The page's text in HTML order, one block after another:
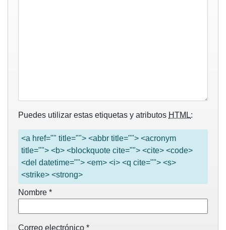
Puedes utilizar estas etiquetas y atributos HTML:
<a href="" title=""> <abbr title=""> <acronym
title=""> <b> <blockquote cite=""> <cite> <code>
<del datetime=""> <em> <i> <q cite=""> <s>
<strike> <strong>
Nombre *
Correo electrónico *